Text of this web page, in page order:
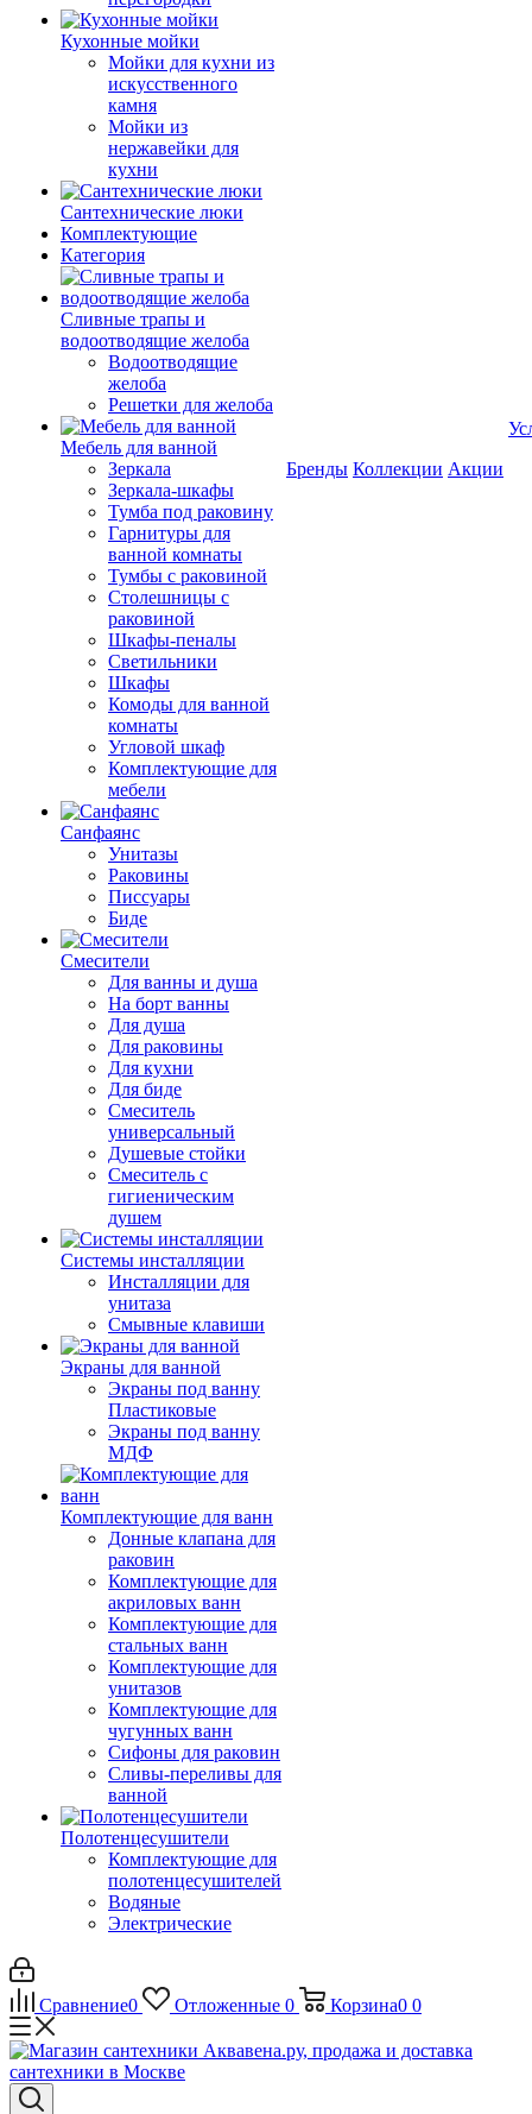
Кухонные мойки
Мойки для кухни из
искусственного
камня
Мойки из
нержавейки для
кухни
Сантехнические люки
Комплектующие
Категория
Cливные трапы и
водоотводящие желоба
Водоотводящие
желоба
Решетки для желоба
Мебель для ванной
Зеркала
Зеркала-шкафы
Тумба под раковину
Гарнитуры для
ванной комнаты
Тумбы с раковиной
Столешницы с
раковиной
Шкафы-пеналы
Светильники
Шкафы
Комоды для ванной
комнаты
Угловой шкаф
Комплектующие для
мебели
Санфаянс
Унитазы
Раковины
Писсуары
Биде
Смесители
Для ванны и душа
На борт ванны
Для душа
Для раковины
Для кухни
Для биде
Смеситель
универсальный
Душевые стойки
Смеситель с
гигиеническим
душем
Системы инсталляции
Инсталляции для
унитаза
Смывные клавиши
Экраны для ванной
Экраны под ванну
Пластиковые
Экраны под ванну
МДФ
Комплектующие для ванн
Донные клапана для
раковин
Комплектующие для
акриловых ванн
Комплектующие для
стальных ванн
Комплектующие для
унитазов
Комплектующие для
чугунных ванн
Сифоны для раковин
Сливы-переливы для
ванной
Полотенцесушители
Комплектующие для
полотенцесушителей
Водяные
Электрические
Бренды Коллекции Акции
Сравнение0 Отложенные 0 Корзина0 0